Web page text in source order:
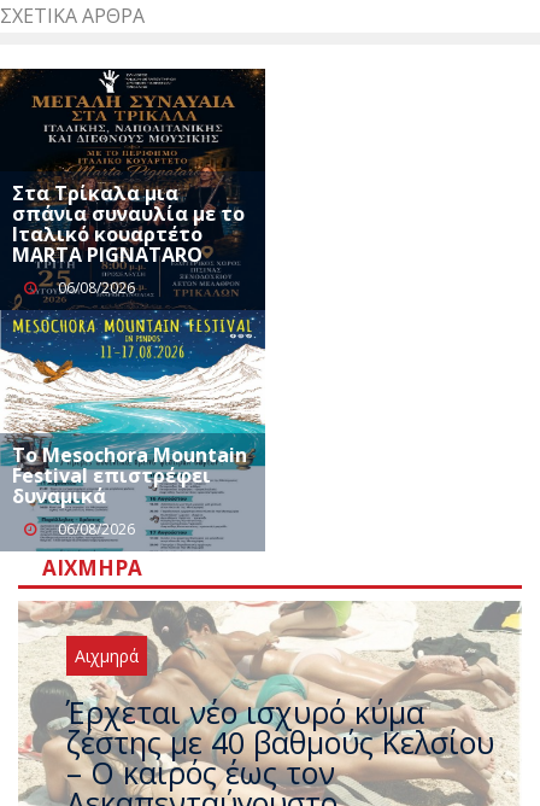
ΣΧΕΤΙΚΆ ΆΡΘΡΑ
Στα Τρίκαλα μια
σπάνια συναυλία με το
Ιταλικό κουαρτέτο
MARTA PIGNATARO
06/08/2026
Το Mesochora Mountain
Festival επιστρέφει
δυναμικά
06/08/2026
ΑΙΧΜΗΡΆ
Αιχμηρά
Άφαντος ο Τσίπρας… την ώρα
που η χώρα καίγεται